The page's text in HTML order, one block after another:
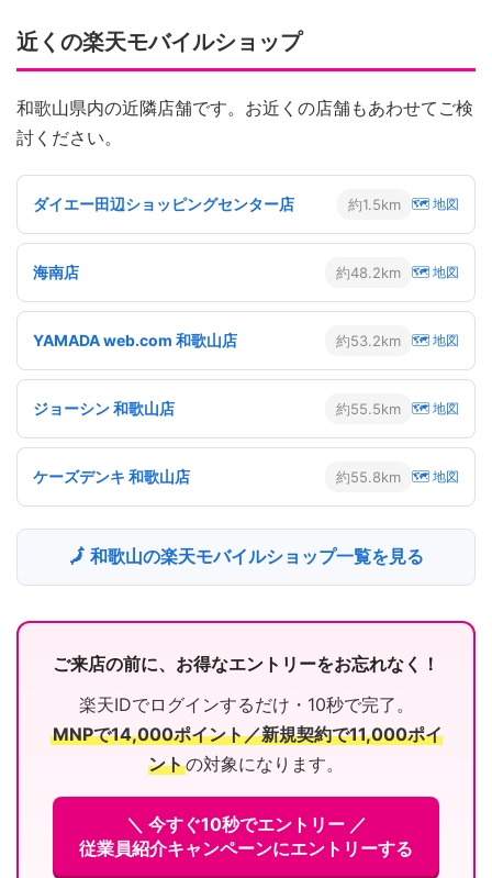
近くの楽天モバイルショップ
和歌山県内の近隣店舗です。お近くの店舗もあわせてご検
討ください。
ダイエー田辺ショッピングセンター店 約1.5km 🗺 地図
海南店 約48.2km 🗺 地図
YAMADA web.com 和歌山店 約53.2km 🗺 地図
ジョーシン 和歌山店 約55.5km 🗺 地図
ケーズデンキ 和歌山店 約55.8km 🗺 地図
🗾 和歌山の楽天モバイルショップ一覧を見る
ご来店の前に、お得なエントリーをお忘れなく！
楽天IDでログインするだけ・10秒で完了。
MNPで14,000ポイント／新規契約で11,000ポイ
ントの対象になります。
＼ 今すぐ10秒でエントリー ／
従業員紹介キャンペーンにエントリーする